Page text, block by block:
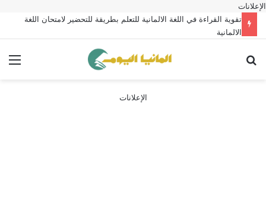
الإعلانات
تقوية القراءة في اللغة الالمانية للتعلم بطريقة للتحضير لامتحان اللغة
الالمانية
الإعلانات